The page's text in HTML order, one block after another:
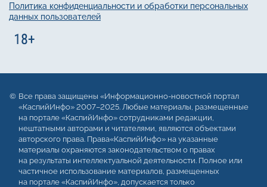
Политика конфиденциальности и обработки персональных
данных пользователей
Все права защищены «Информационно-новостной портал
«КаспийИнфо» 2007–2025. Любые материалы, размещенные
на портале «КаспийИнфо» сотрудниками редакции,
нештатными авторами и читателями, являются объектами
авторского права. Права«КаспийИнфо» на указанные
материалы охраняются законодательством о правах
на результаты интеллектуальной деятельности. Полное или
частичное использование материалов, размещенных
на портале «КаспийИнфо», допускается только